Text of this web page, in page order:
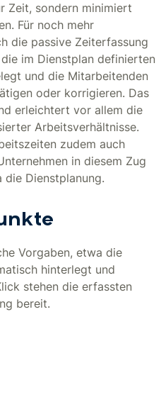
Zeit, sondern minimiert
Für noch mehr
die passive Zeiterfassung
im Dienstplan definierten
und die Mitarbeitenden
oder korrigieren. Das
erleichtert vor allem die
Arbeitsverhältnisse.
zudem auch
in diesem Zug
Dienstplanung.
Vorgaben, etwa die
hinterlegt und
stehen die erfassten
bereit.